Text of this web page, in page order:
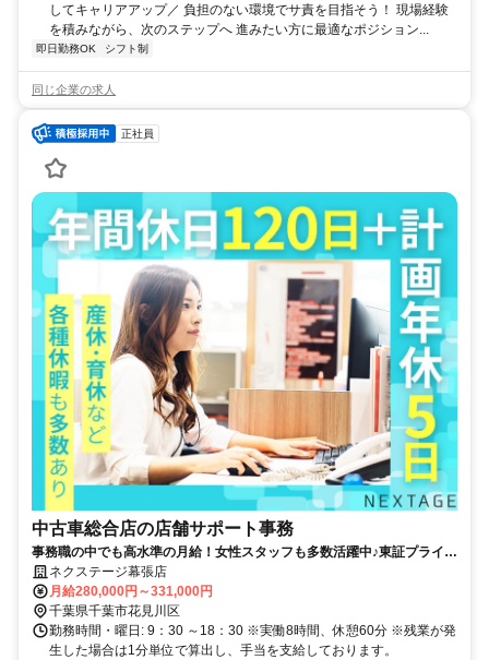
してキャリアアップ／ 負担のない環境でサ責を目指そう！ 現場経験
を積みながら、次のステップへ 進みたい方に最適なポジション...
即日勤務OK シフト制
同じ企業の求人
正社員
中古車総合店の店舗サポート事務
事務職の中でも高水準の月給！女性スタッフも多数活躍中♪東証プライム
上場ならではの充実した福利厚生も魅力◎
ネクステージ幕張店
月給280,000円～331,000円
千葉県千葉市花見川区
勤務時間・曜日: 9：30 ～18：30 ※実働8時間、休憩60分 ※残業が発
生した場合は1分単位で算出し、手当を支給しております。